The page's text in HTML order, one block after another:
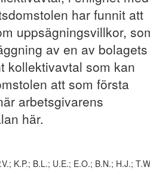
har funnit att
uppsägningsvillkor,
av en av bolagets
kollektivavtal som kan
att som första
arbetsgivarens
här.
K.P.; B.L.; U.E.; E.O.; B.N.; H.J.;